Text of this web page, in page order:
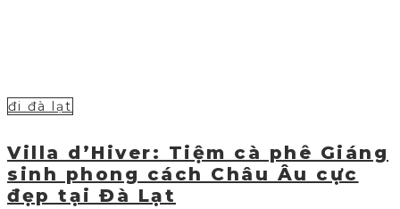
đi đà lạt
Villa d’Hiver: Tiệm cà phê Giáng
sinh phong cách Châu Âu cực
đẹp tại Đà Lạt